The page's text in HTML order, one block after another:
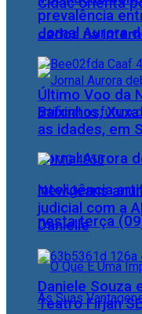
dados na
Jornal Aurora
inteligência
nesta terça
prevalência
Jornal Aurora
Último Voo da
Baixinhos,
as idades, em
NewJeans
judicial com a
Danielle
Daniele Souza
Teatro Firjan